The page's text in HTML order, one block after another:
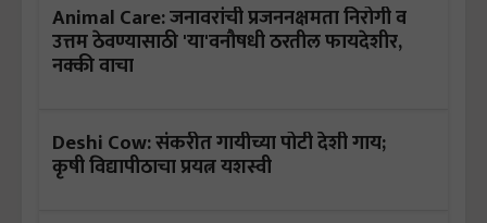
Animal Care: जनावरांची प्रजननक्षमता निरोगी व
उत्तम ठेवण्यासाठी 'या'वनौषधी ठरतील फायदेशीर,
नक्की वाचा
Deshi Cow: संकरीत गायीच्या पोटी देशी गाय;
कृषी विद्यापीठाचा प्रयत्न यशस्वी